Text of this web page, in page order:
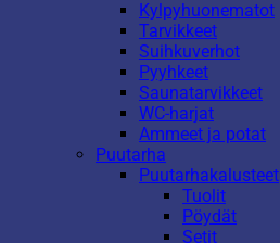
Kylpyhuonematot
Tarvikkeet
Suihkuverhot
Pyyhkeet
Saunatarvikkeet
WC-harjat
Ammeet ja potat
Puutarha
Puutarhakalusteet
Tuolit
Pöydät
Setit